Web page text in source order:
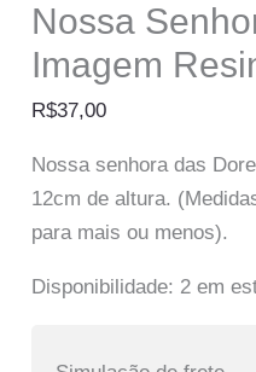
Nossa
Imagem
R$37,00
Nossa senhora das
12cm de altura.
para mais ou menos).
Disponibilidade: 2 em